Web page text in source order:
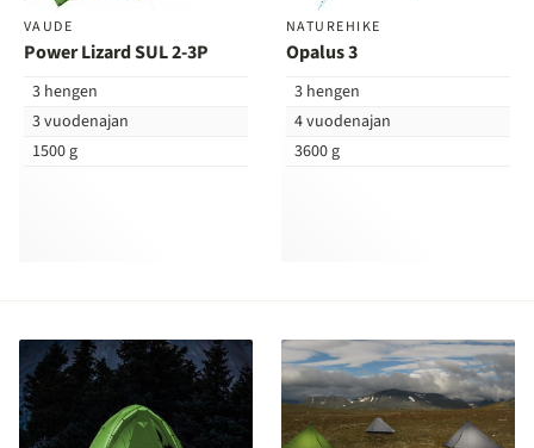
VAUDE
Power Lizard SUL 2-3P
3 hengen
3 vuodenajan
1500 g
NATUREHIKE
Opalus 3
3 hengen
4 vuodenajan
3600 g